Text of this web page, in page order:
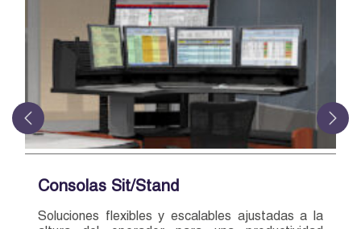
Consolas Sit/Stand
Soluciones flexibles y escalables ajustadas a la